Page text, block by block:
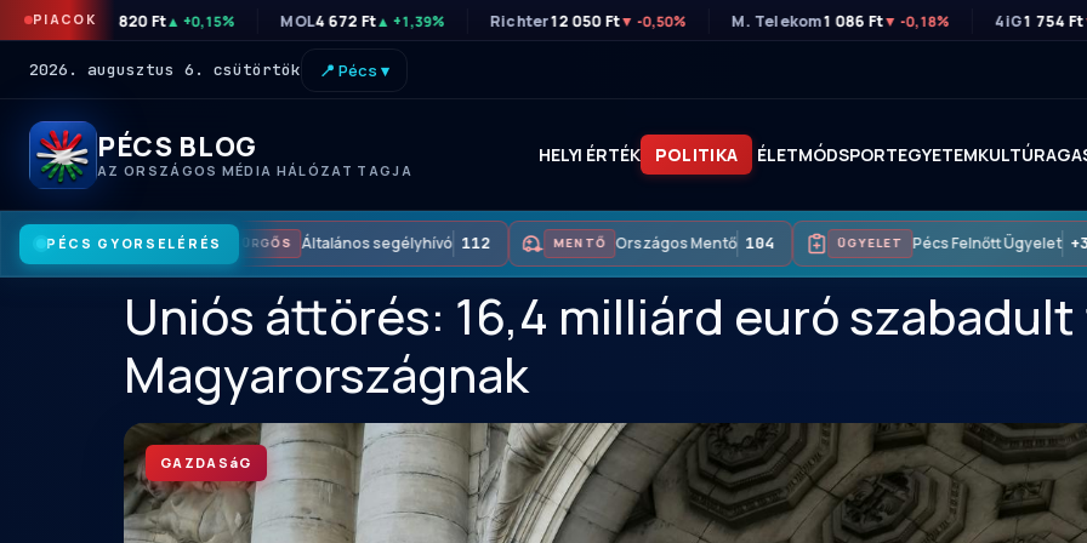
PIACOK
OTP 46 820 Ft▲ +0,15% MOL4 672 Ft▲ +1,39% Richter12 050 Ft▼ -0,50% M. Telekom1 086 Ft▼ -0,18% 4iG1 754 Ft
2026. augusztus 6. csütörtök 📍 Pécs ▾
PÉCS BLOG
AZ ORSZÁGOS MÉDIA HÁLÓZAT TAGJA
HELYI ÉRTÉK POLITIKA ÉLETMÓDSPORTEGYETEMKULTÚRA
PÉCS GYORSELÉRÉSSÜRGŐS Általános segélyhívó 112 MENTŐ Országos Mentő 104 ÜGYELET Pécs Felnőtt Ügyelet
Uniós áttörés: 16,4 milliárd euró szabadult
Magyarországnak
GAZDASáG